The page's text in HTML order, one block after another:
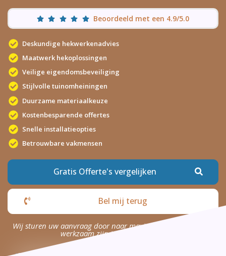
Beoordeeld met een 4.9/5.0
Deskundige hekwerkenadvies
Maatwerk hekoplossingen
Veilige eigendomsbeveiliging
Stijlvolle tuinomheiningen
Duurzame materiaalkeuze
Kostenbesparende offertes
Snelle installatieopties
Betrouwbare vakmensen
Gratis Offerte's vergelijken
Bel mij terug
Wij sturen uw aanvraag door naar maximaal 4 bedrijven die
werkzaam zijn in uw omgeving.